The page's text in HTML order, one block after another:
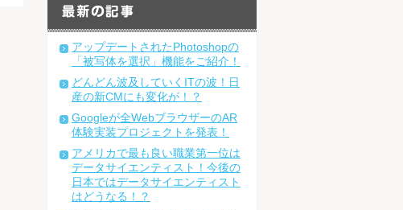
アップデートされたPhotoshopの
「被写体を選択」機能をご紹介！
どんどん波及していくITの波！日
産の新CMにも変化が！？
Googleが全WebブラウザーのAR
体験実装プロジェクトを発表！
アメリカで最も良い職業第一位は
データサイエンティスト！今後の
日本ではデータサイエンティスト
はどうなる！？